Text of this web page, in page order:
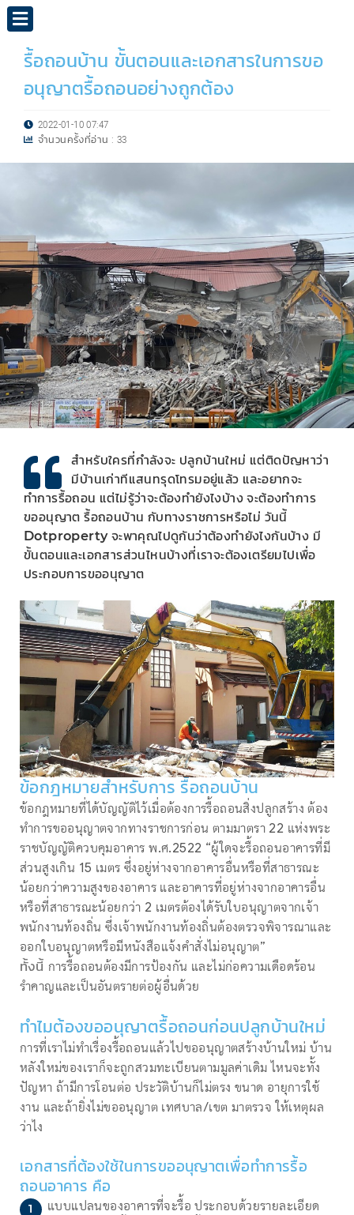
รื้อถอนบ้าน ขั้นตอนและเอกสารในการขอ
อนุญาตรื้อถอนอย่างถูกต้อง
2022-01-10 07:47
จำนวนครั้งที่อ่าน : 33
สำหรับใครที่กำลังจะ ปลูกบ้านใหม่ แต่ติดปัญหาว่า
มีบ้านเก่าทีแสนทรุดโทรมอยู่แล้ว และอยากจะ
ทำการรื้อถอน แต่ไม่รู้ว่าจะต้องทำยังไงบ้าง จะต้องทำการ
ขออนุญาต รื้อถอนบ้าน กับทางราชการหรือไม่ วันนี้
Dotproperty จะพาคุณไปดูกันว่าต้องทำยังไงกันบ้าง มี
ขั้นตอนและเอกสารส่วนไหนบ้างที่เราจะต้องเตรียมไปเพื่อ
ประกอบการขออนุญาต
ข้อกฎหมายสำหรับการ รื้อถอนบ้าน
ข้อกฎหมายที่ได้บัญญัติไว้เมื่อต้องการรื้อถอนสิ่งปลูกสร้าง ต้อง
ทำการขออนุญาตจากทางราชการก่อน ตามมาตรา 22 แห่งพระ
ราชบัญญัติควบคุมอาคาร พ.ศ.2522 “ผู้ใดจะรื้อถอนอาคารที่มี
ส่วนสูงเกิน 15 เมตร ซึ่งอยู่ห่างจากอาคารอื่นหรือที่สาธารณะ
น้อยกว่าความสูงของอาคาร และอาคารที่อยู่ห่างจากอาคารอื่น
หรือที่สาธารณะน้อยกว่า 2 เมตรต้องได้รับใบอนุญาตจากเจ้า
พนักงานท้องถิ่น ซึ่งเจ้าพนักงานท้องถิ่นต้องตรวจพิจารณาและ
ออกใบอนุญาตหรือมีหนังสือแจ้งคำสั่งไม่อนุญาต”
ทั้งนี้ การรื้อถอนต้องมีการป้องกัน และไม่ก่อความเดือดร้อน
รำคาญและเป็นอันตรายต่อผู้อื่นด้วย
ทำไมต้องขออนุญาตรื้อถอนก่อนปลูกบ้านใหม่
การที่เราไม่ทำเรื่องรื้อถอนแล้วไปขออนุญาตสร้างบ้านใหม่ บ้าน
หลังใหม่ของเราก็จะถูกสวมทะเบียนตามมูลค่าเดิม ไหนจะทั้ง
ปัญหา ถ้ามีการโอนต่อ ประวัติบ้านก็ไม่ตรง ขนาด อายุการใช้
งาน และถ้ายิ่งไม่ขออนุญาต เทศบาล/เขต มาตรวจ ให้เหตุผล
ว่าไง
เอกสารที่ต้องใช้ในการขออนุญาตเพื่อทำการรื้อ
ถอนอาคาร คือ
แบบแปลนของอาคารที่จะรื้อ ประกอบด้วยรายละเอียด